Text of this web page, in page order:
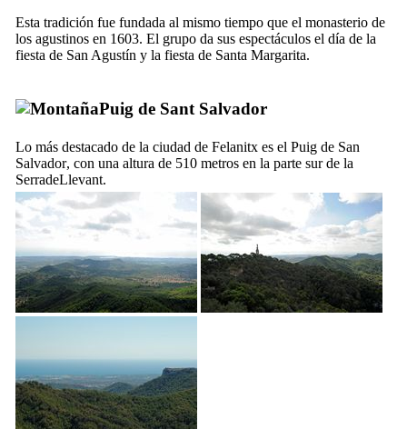
Esta tradición fue fundada al mismo tiempo que el monasterio de
los agustinos en 1603. El grupo da sus espectáculos el día de la
fiesta de San Agustín y la fiesta de Santa Margarita.
Puig de Sant Salvador
Lo más destacado de la ciudad de Felanitx es el Puig de San
Salvador, con una altura de 510 metros en la parte sur de la
SerradeLlevant.